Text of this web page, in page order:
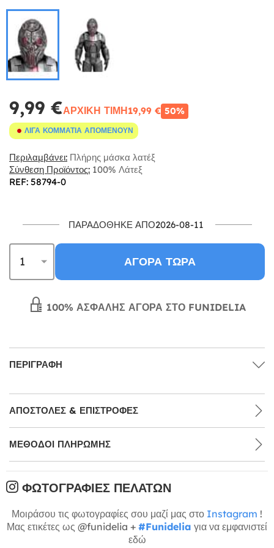
9,99 €ΑΡΧΙΚΉ ΤΙΜΉ19,99 € 50%
ΛΊΓΑ ΚΟΜΜΆΤΙΑ ΑΠΟΜΈΝΟΥΝ
Περιλαμβάνει: Πλήρης μάσκα λατέξ
Σύνθεση Προϊόντος: 100% Λάτεξ
REF: 58794-0
ΠΑΡΑΔΌΘΗΚΕ ΑΠΌ2026-08-11
ΑΓΟΡΆ ΤΏΡΑ
100% ΑΣΦΑΛΉΣ ΑΓΟΡΆ ΣΤΟ FUNIDELIA
ΠΕΡΙΓΡΑΦΉ
ΑΠΟΣΤΟΛΈΣ & ΕΠΙΣΤΡΟΦΈΣ
ΜΕΘΌΔΟΙ ΠΛΗΡΩΜΉΣ
ΦΩΤΟΓΡΑΦΊΕΣ ΠΕΛΑΤΏΝ
Μοιράσου τις φωτογραφίες σου μαζί μας στο Instagram !
Μας ετικέτες ως @funidelia + #Funidelia για να εμφανιστεί
εδώ